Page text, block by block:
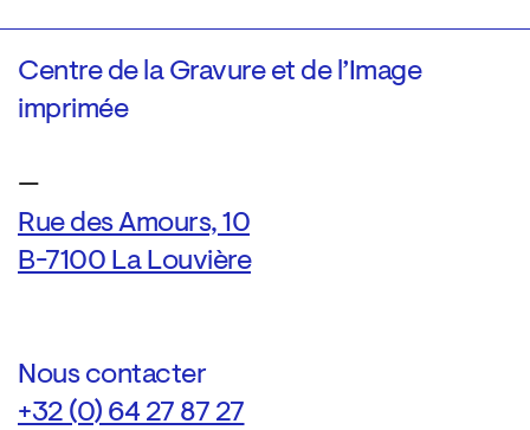
Centre de la Gravure et de l’Image
imprimée
—
Rue des Amours, 10
B-7100 La Louvière
Nous contacter
+32 (0) 64 27 87 27